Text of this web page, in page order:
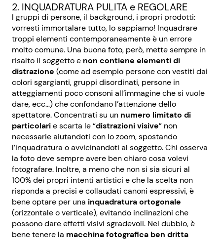
2. INQUADRATURA PULITA e REGOLARE
I gruppi di persone, il background, i propri prodotti:
vorresti immortalare tutto, lo sappiamo! Inquadrare
troppi elementi contemporaneamente è un errore
molto comune. Una buona foto, però, mette sempre in
risalto il soggetto e non contiene elementi di
distrazione (come ad esempio persone con vestiti dai
colori sgargianti, gruppi disordinati, persone in
atteggiamenti poco consoni all’immagine che si vuole
dare, ecc…) che confondano l’attenzione dello
spettatore. Concentrati su un numero limitato di
particolarie scarta le “distrazioni visive” non
necessarie aiutandoti con lo zoom, spostando
l’inquadratura o avvicinandoti al soggetto. Chi osserva
la foto deve sempre avere ben chiaro cosa volevi
fotografare. Inoltre, a meno che non si sia sicuri al
100% dei propri intenti artistici e che la scelta non
risponda a precisi e collaudati canoni espressivi, è
bene optare per una inquadratura ortogonale
(orizzontale o verticale), evitando inclinazioni che
possono dare effetti visivi sgradevoli. Nel dubbio, è
bene tenere la macchina fotografica ben dritta